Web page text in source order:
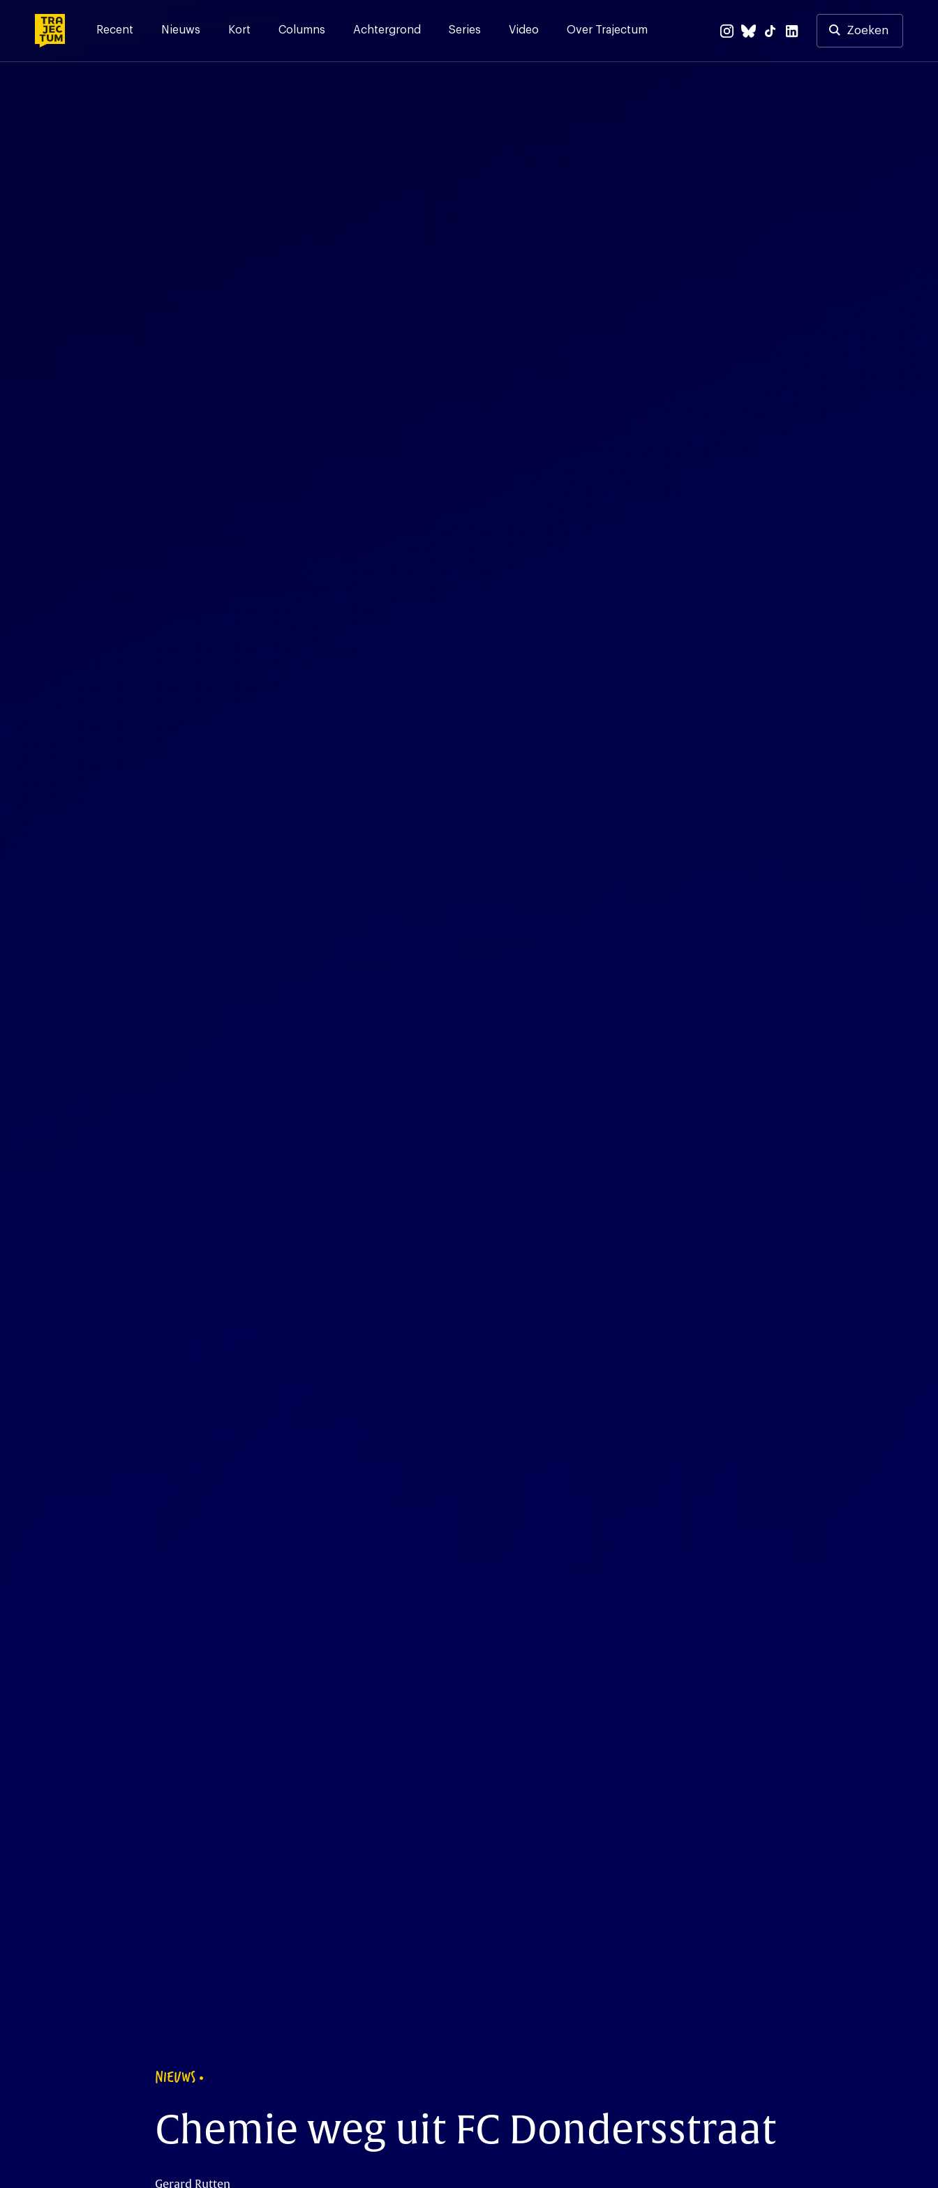
Recent Nieuws Kort Columns Achtergrond Series Video Over Trajectum Zoeken
NIEUWS
Chemie weg uit FC Dondersstraat
Gerard Rutten